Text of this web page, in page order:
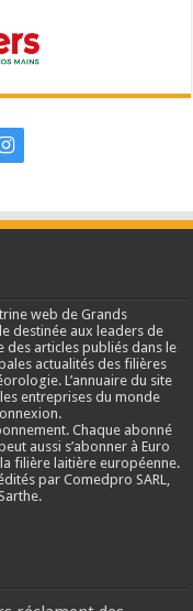
web de Grands
destinée aux leaders de
des articles publiés dans le
actualités des filières
L’annuaire du site
entreprises du monde
Chaque abonné
aussi s’abonner à Euro
la filière laitière européenne.
par Comedpro SARL,